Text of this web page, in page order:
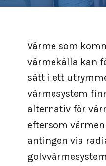
Värme som
värmekälla kan
sätt i ett
värmesystem
alternativ för
eftersom
antingen via